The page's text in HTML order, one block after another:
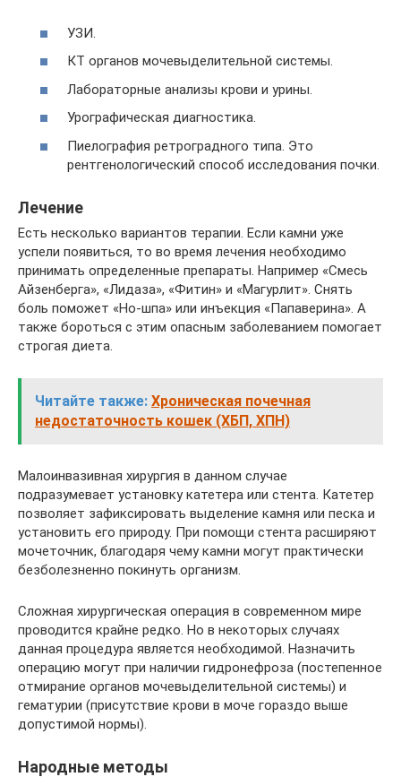
УЗИ.
КТ органов мочевыделительной системы.
Лабораторные анализы крови и урины.
Урографическая диагностика.
Пиелография ретроградного типа. Это
рентгенологический способ исследования почки.
Лечение
Есть несколько вариантов терапии. Если камни уже
успели появиться, то во время лечения необходимо
принимать определенные препараты. Например «Смесь
Айзенберга», «Лидаза», «Фитин» и «Магурлит». Снять
боль поможет «Но-шпа» или инъекция «Папаверина». А
также бороться с этим опасным заболеванием помогает
строгая диета.
Читайте также: Хроническая почечная
недостаточность кошек (ХБП, ХПН)
Малоинвазивная хирургия в данном случае
подразумевает установку катетера или стента. Катетер
позволяет зафиксировать выделение камня или песка и
установить его природу. При помощи стента расширяют
мочеточник, благодаря чему камни могут практически
безболезненно покинуть организм.
Сложная хирургическая операция в современном мире
проводится крайне редко. Но в некоторых случаях
данная процедура является необходимой. Назначить
операцию могут при наличии гидронефроза (постепенное
отмирание органов мочевыделительной системы) и
гематурии (присутствие крови в моче гораздо выше
допустимой нормы).
Народные методы